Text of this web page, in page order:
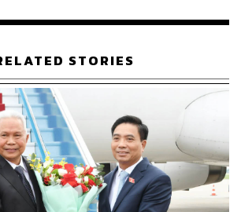
) เมฆเป็นส่วนมากกับมีฝนฟ้าคะนองร้อย
มีฝนตกหนักบางแห่งบริเวณจังหวัดตรัง
ด 23-25 องศาเซลเซียส อุณหภูมิสูงสุด
ส ลมตะวันออกเฉียงเหนือความเร็ว 15-
มง ทะเลมีคลื่นสูงประมาณ 1 เมตร
องคลื่นสูงประมาณ 2 เมตร
STORIES